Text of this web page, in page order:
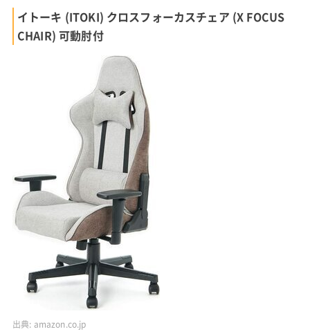
イトーキ (ITOKI) クロスフォーカスチェア (X FOCUS
CHAIR) 可動肘付
出典: amazon.co.jp